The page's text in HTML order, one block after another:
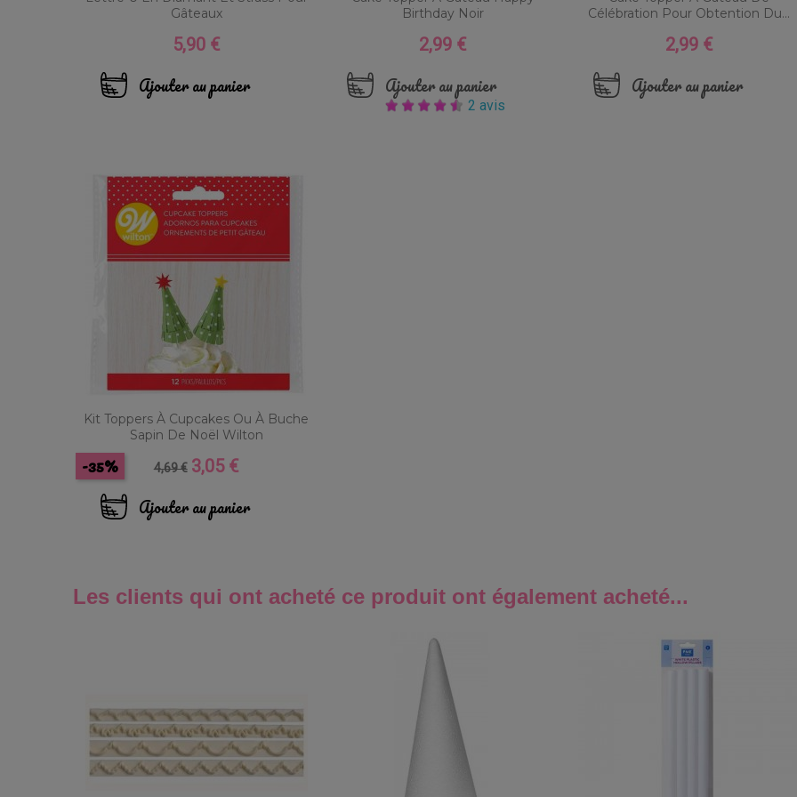
Gâteaux
Prix
5,90 €
Ajouter au panier
Birthday Noir
Prix
2,99 €
Ajouter au panier
2 avis
Célébration Pour Obtention Du...
Prix
2,99 €
Ajouter au panier
Kit Toppers À Cupcakes Ou À Buche
Sapin De Noël Wilton
Prix
base
4,69 €
-35% Prix
3,05 €
Ajouter au panier
Les clients qui ont acheté ce produit ont également acheté...